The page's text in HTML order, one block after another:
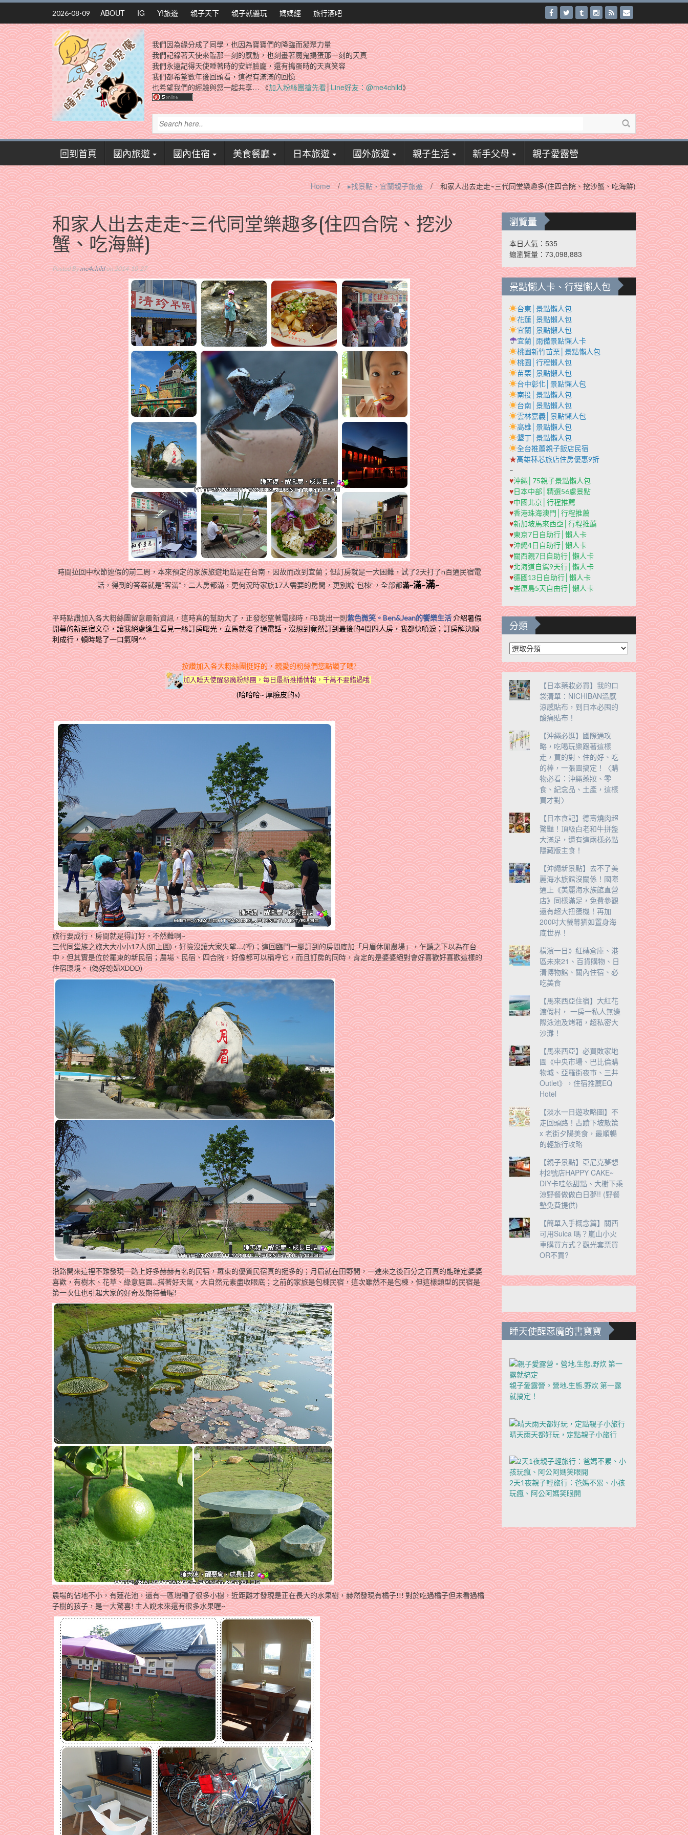
Skip
content
2026-08-09 ABOUT IG Y!旅遊 親子天下 親子就醬玩 媽媽經 旅行酒吧
我們因為緣分成了同學，也因為寶寶們的降臨而凝聚力量
我們記錄著天使來臨那一刻的感動，也刻畫著魔鬼搗蛋那一刻的天真
我們永遠記得天使睡著時的安詳臉龐，還有搗蛋時的天真笑容
我們都希望數年後回頭看，這裡有滿滿的回憶
也希望我們的經驗與您一起共享… 《加入粉絲團搶先看│Line好友：@me4child》
回到首頁 國內旅遊 國內住宿 美食餐廳 日本旅遊 國外旅遊 親子生活 新手父母 親子愛露營
Home / ▸找景點‧宜蘭親子旅遊 / 和家人出去走走~三代同堂樂趣多(住四合院、挖沙蟹、吃海鮮)
和家人出去走走~三代同堂樂趣多(住四合院、挖沙
蟹、吃海鮮)
Posted Byme4childon 2014-10-27
時間拉回中秋節連假的前二周，本來預定的家族旅遊地點是在台南，因故而改到宜蘭；但訂房就是一大困難，試了2天打了n百通民宿電
話，得到的答案就是”客滿”，二人房都滿，更何況時家族17人需要的房間，更別說”包棟”，全部都滿~滿~滿~
平時點讚加入各大粉絲團留意最新資訊，這時真的幫助大了，正發愁望著電腦時，FB跳出一則紫色微笑。Ben&Jean的饗樂生活介紹暑假
開幕的新民宿文章，讓我絕處逢生看見一絲訂房曙光，立馬就撥了通電話，沒想到竟然訂到最後的4間四人房，我都快噴淚；訂房解決順
利成行，頓時鬆了一口氣啊^^
按讚加入各大粉絲團挺好的，親愛的粉絲們您點讚了嗎?
加入睡天使醒惡魔粉絲團，每日最新推播情報，千萬不要錯過哦
(哈哈哈~ 厚臉皮的s)
旅行要成行，房間就是得訂好，不然難啊~
三代同堂族之旅大大小小17人(如上圖)，好險沒讓大家失望….(呼)；這回臨門一腳訂到的房間底加「月眉休閒農場」，乍聽之下以為在台
中，但其實是位於羅東的新民宿；農場、民宿、四合院，好像都可以稱呼它，而且訂房的同時，肯定的是婆婆絕對會好喜歡好喜歡這樣的
住宿環境。 (偽好媳婦XDDD)
沿路開來這裡不難發現一路上好多赫赫有名的民宿，羅東的優質民宿真的挺多的；月眉就在田野間，一進來之後百分之百真的能確定婆婆
喜歡，有樹木、花草、綠意庭園…搭著好天氣，大自然元素盡收眼底；之前的家旅是包棟民宿，這次雖然不是包棟，但這樣類型的民宿是
第一次住也引起大家的好奇及期待著喔!
農場的佔地不小，有蓮花池，還有一區塊種了很多小樹，近距離才發現是正在長大的水果樹，赫然發現有橘子!!! 對於吃過橘子但未看過橘
子樹的孩子，是一大驚喜! 主人說未來還有很多水果喔~
瀏覽量
本日人氣：535
總瀏覽量：73,098,883
景點懶人卡、行程懶人包
台東│景點懶人包
花蓮│景點懶人包
宜蘭│景點懶人包
宜蘭│雨備景點懶人卡
桃園新竹苗栗│景點懶人包
桃園│行程懶人包
苗栗│景點懶人包
台中彰化│景點懶人包
南投│景點懶人包
台南│景點懶人包
雲林嘉義│景點懶人包
高雄│景點懶人包
墾丁│景點懶人包
全台推薦親子飯店民宿
★高雄秝芯旅店住房優惠9折
–
♥沖繩│75親子景點懶人包
♥日本中部│精選56處景點
♥中國北京│行程推薦
♥香港珠海澳門│行程推薦
♥新加坡馬來西亞│行程推薦
♥東京7日自助行│懶人卡
♥沖繩4日自助行│懶人卡
♥關西親7日自助行│懶人卡
♥北海道自駕9天行│懶人卡
♥德國13日自助行│懶人卡
♥峇厘島5天自由行│懶人卡
分類
分
類
【日本藥妝必買】我的口
袋清單：NICHIBAN溫感
涼感貼布，到日本必囤的
酸痛貼布！
【沖繩必逛】國際通攻
略，吃喝玩樂跟著這樣
走，買的對、住的好、吃
的棒，一張圖搞定！〈購
物必看：沖繩藥妝、零
食、紀念品、土產，這樣
買才對〉
【日本食記】德壽燒肉超
驚豔！頂級白老和牛拼盤
大滿足，還有這兩樣必點
隱藏版主食！
【沖繩新景點】去不了美
麗海水族館沒關係！國際
通上《美麗海水族館直營
店》同樣滿足，免費參觀
還有超大扭蛋機！再加
200吋大螢幕猶如置身海
底世界！
橫濱一日》紅磚倉庫、港
區未來21、百貨購物、日
清博物館、關內住宿、必
吃美食
【馬來西亞住宿】大紅花
渡假村， 一房一私人無邊
際泳池及烤箱，超私密大
沙灘！
【馬來西亞】必買敗家地
圖《中央市場、巴比倫購
物城、亞羅街夜市、三井
Outlet》，住宿推薦EQ
Hotel
【淡水一日遊攻略圖】不
走回頭路！古蹟下坡散策
x 老街夕陽美食，最順暢
的輕旅行攻略
【親子景點】亞尼克夢想
村2號店HAPPY CAKE~
DIY卡哇依甜點、大樹下乘
涼野餐做做白日夢!! (野餐
墊免費提供)
【簡單入手概念篇】關西
可用Suica 嗎？嵐山小火
車購買方式？觀光套票買
OR不買?
睡天使醒惡魔的書寶寶
親子愛露營。營地.生態.野炊 第一露
就搞定！
晴天雨天都好玩，定點親子小旅行
2天1夜親子輕旅行：爸媽不累、小孩
玩瘋、阿公阿媽笑眼開